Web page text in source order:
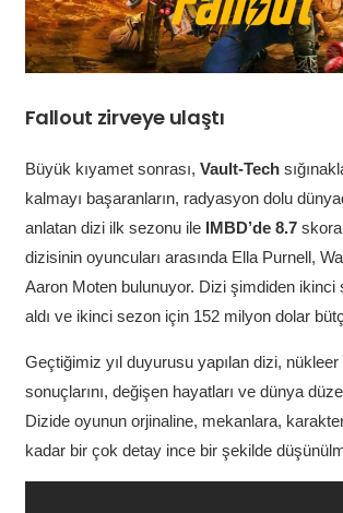
Fallout zirveye ulaştı
Büyük kıyamet sonrası, Vault-Tech
kalmayı başaranların, radyasyon dolu
anlatan dizi ilk sezonu ile IMBD’de 8.7skora
dizisinin oyuncuları arasında Ella Purnell,
Aaron Moten bulunuyor. Dizi şimdiden ikinci
aldı ve ikinci sezon için 152 milyon dolar
Geçtiğimiz yıl duyurusu yapılan dizi, nükleer
sonuçlarını, değişen hayatları ve dünya
Dizide oyunun orjinaline, mekanlara,
kadar bir çok detay ince bir şekilde